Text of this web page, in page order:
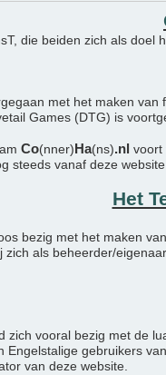
die beiden zich als doel
met het maken
Games (DTG) is
Co(nner)Ha(ns).nl voort
steeds vanaf deze
Het
bezig met het maken
als beheerder/
zich vooral bezig met de
gebruikers
van deze website.